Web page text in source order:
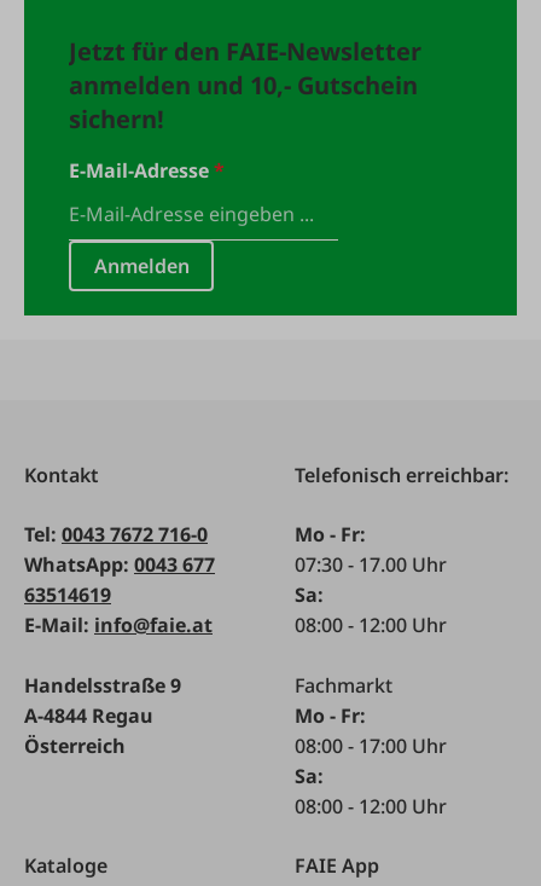
Jetzt für den FAIE-Newsletter
anmelden und 10,- Gutschein
sichern!
E-Mail-Adresse*
Anmelden
Kontakt
Tel: 0043 7672 716-0
WhatsApp: 0043 677
63514619
E-Mail: info@faie.at
Handelsstraße 9
A-4844 Regau
Österreich
Telefonisch erreichbar:
Mo - Fr:
07:30 - 17.00 Uhr
Sa:
08:00 - 12:00 Uhr
Fachmarkt
Mo - Fr:
08:00 - 17:00 Uhr
Sa:
08:00 - 12:00 Uhr
Kataloge
FAIE App